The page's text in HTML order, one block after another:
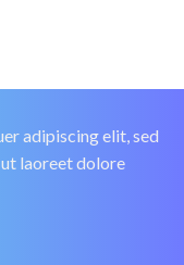
adipiscing elit, sed
laoreet dolore